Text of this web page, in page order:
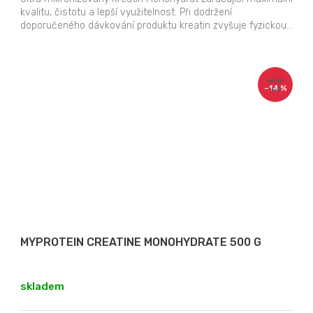
kvalitu, čistotu a lepší využitelnost. Při dodržení
doporučeného dávkování produktu kreatin zvyšuje fyzickou...
690
Kč
–14 %
MYPROTEIN CREATINE MONOHYDRATE 500 G
skladem